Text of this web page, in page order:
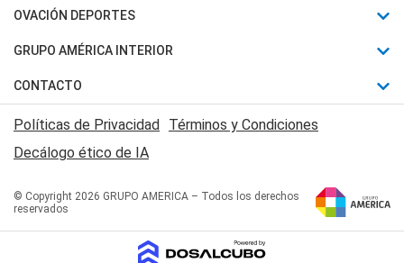
Política
Judiciales
Economia
Horóscopo
Motores
Trucos caseros
Series y Películas
Edictos y Solicitadas
OVACIÓN DEPORTES
Fútbol
Mundial
Automovilismo
Rugby
Básquet
GRUPO AMÉRICA INTERIOR
Canal 7 en Vivo
San Juan 8
CONTACTO
Acerca de Nosotros
Contactanos
Políticas de Privacidad Términos y Condiciones
Decálogo ético de IA
© Copyright 2026 GRUPO AMERICA – Todos los derechos
reservados